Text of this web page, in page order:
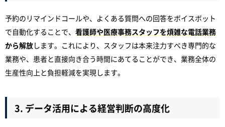
予約のリマインドコールや、よくある質問への回答をボイスボット
で自動化することで、 看護師や医療事務スタッフを煩雑な電話業務
から解放します。これにより、スタッフは本来注力すべき専門的な
業務や、患者と直接向き合う時間にあてることができ、業務全体の
生産性向上と負担軽減を実現します。
3. データ活用による経営判断の高度化